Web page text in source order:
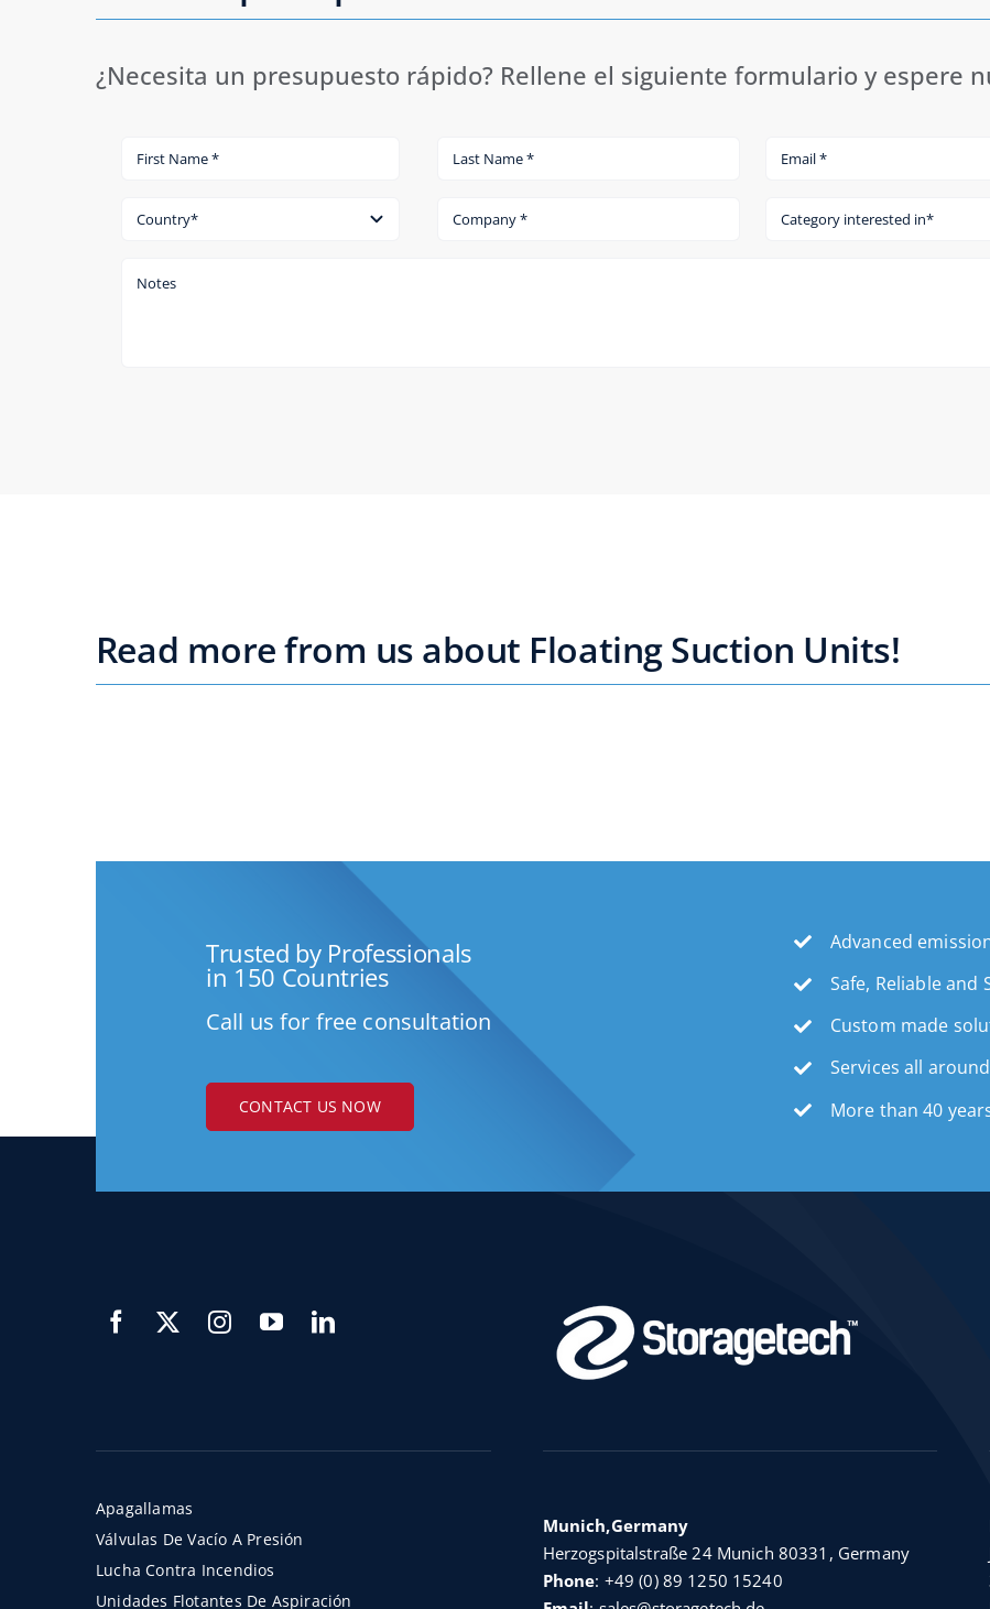
¿Necesita un presupuesto rápido? Rellene el siguiente formulario y espere
Read more from us about Floating Suction Units!
Trusted by Professionals
in 150 Countries
Call us for free consultation
CONTACT US NOW
Advanced
Safe, Reliable and
Custom made
Services all
More than 40
Apagallamas
Válvulas De Vacío A Presión
Lucha Contra Incendios
Unidades Flotantes De Aspiración
Munich,Germany
Herzogspitalstraße 24 Munich 80331, Germany
Phone: +49 (0) 89 1250 15240